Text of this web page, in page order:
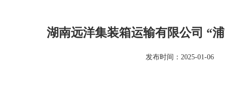
湖南远洋集装箱运输有限公司 “
发布时间：2025-01-06